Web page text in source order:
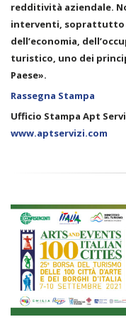
redditività aziendale.
interventi, soprattutto
dell’economia,
turistico, uno dei
Paese».
Rassegna Stampa
Ufficio Stampa Apt
www.aptservizi.com